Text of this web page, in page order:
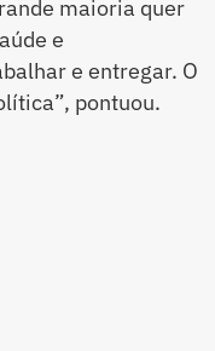
maioria quer
e
e entregar. O
pontuou.